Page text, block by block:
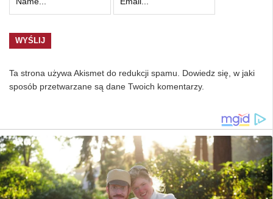
Ta strona używa Akismet do redukcji spamu. Dowiedz się, w jaki
sposób przetwarzane są dane Twoich komentarzy.